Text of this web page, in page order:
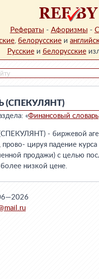
Рефераты - Афоризмы -
, белорусские и
Русскиеи белорусские
(СПЕКУЛЯНТ)
«Финансовый словарь
- биржевой
цируя падение
продажи) с целью
низкой цене.